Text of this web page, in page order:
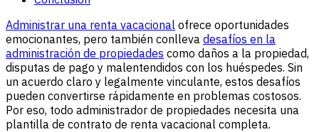
Administrar una renta vacacional ofrece oportunidades
emocionantes, pero también conlleva desafíos en la
administración de propiedades como daños a la propiedad,
disputas de pago y malentendidos con los huéspedes. Sin
un acuerdo claro y legalmente vinculante, estos desafíos
pueden convertirse rápidamente en problemas costosos.
Por eso, todo administrador de propiedades necesita una
plantilla de contrato de renta vacacional completa.